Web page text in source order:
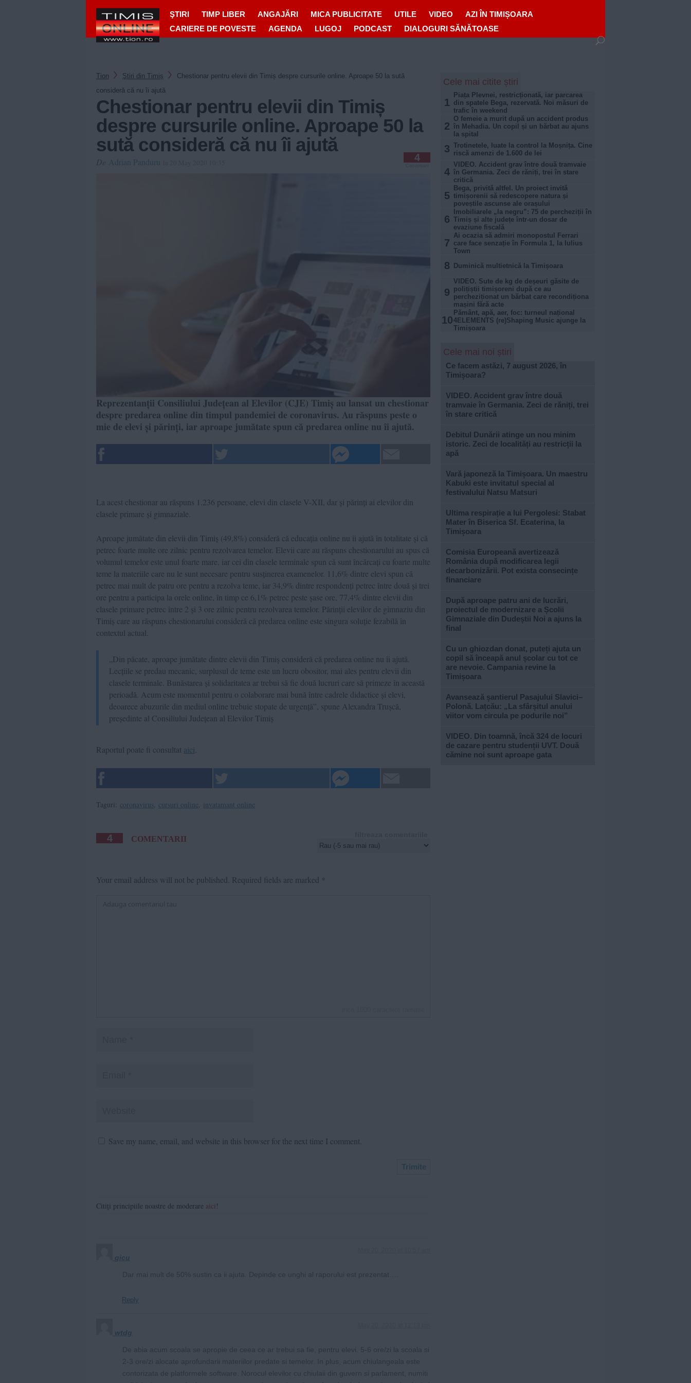
ŞTIRI TIMP LIBER ANGAJĂRI MICA PUBLICITATE UTILE VIDEO
AZI ÎN TIMIȘOARA
CARIERE DE POVESTE
AGENDA LUGOJ PODCAST DIALOGURI SĂNĂTOASE
Tion Ştiri din Timiș
Chestionar pentru elevii din Timiș despre cursurile online. Aproape 50 la sută
consideră că nu îi ajută
Chestionar pentru elevii din Timiș
despre cursurile online. Aproape 50 la
sută consideră că nu îi ajută
Adrian Panduru 4
Reprezentanții Consiliului Județean al Elevilor (CJE) Timiș au lansat un chestionar
despre predarea online din timpul pandemiei de coronavirus. Au răspuns peste o
mie de elevi și părinți, iar aproape jumătate spun că predarea online nu îi ajută.
La acest chestionar au răspuns 1.236 persoane, elevi din clasele V-XII, dar și părinți ai elevilor din
clasele primare și gimnaziale.
Aproape jumătate din elevii din Timiș (49,8%) consideră că educația online nu îi ajută în totalitate și că
petrec foarte multe ore zilnic pentru rezolvarea temelor. Elevii care au răspuns chestionarului au spus că
volumul temelor este unul foarte mare, iar cei din clasele terminale spun că sunt încărcați cu foarte multe
teme la materiile care nu le sunt necesare pentru susținerea examenelor. 11,6% dintre elevi spun că
petrec mai mult de patru ore pentru a rezolva teme, iar 34,9% dintre respondenți petrec între două și trei
ore pentru a participa la orele online, în timp ce 6,1% petrec peste șase ore, 77,4% dintre elevii din
clasele primare petrec între 2 și 3 ore zilnic pentru rezolvarea temelor. Părinții elevilor de gimnaziu din
Timiș care au răspuns chestionarului consideră că predarea online este singura soluție fezabilă în
contextul actual.
„Din păcate, aproape jumătate dintre elevii din Timiș consideră că predarea online nu îi ajută.
Lecțiile se predau mecanic, surplusul de teme este un lucru obositor, mai ales pentru elevii din
clasele terminale. Bunăstarea și solidaritatea ar trebui să fie două lucruri care să primeze în această
perioadă. Acum este momentul pentru o colaborare mai bună între cadrele didactice și elevi,
deoarece abuzurile din mediul online trebuie stopate de urgență”, spune Alexandra Trușcă,
președinte al Consiliului Județean al Elevilor Timiș
Raportul poate fi consultat aici
Taguri: coronavirus cursuri online invatamant online
4 COMENTARII
Your email address will not be published. Required fields are marked *
Save my name, email, and website in this browser for the next time I comment.
Citiți principiile noastre de moderare aici!
gicu
Reply
wtdg
Cele mai citite știri
1
Piața Plevnei, restricționată, iar parcarea
din spatele Bega, rezervată. Noi măsuri de
trafic în weekend
2
O femeie a murit după un accident produs
în Mehadia. Un copil și un bărbat au ajuns
la spital
3 Trotinetele, luate la control la Moșnița. Cine
riscă amenzi de 1.600 de lei
4
VIDEO. Accident grav între două tramvaie
în Germania. Zeci de răniți, trei în stare
critică
5
Bega, privită altfel. Un proiect invită
timișorenii să redescopere natura și
poveștile ascunse ale orașului
6
Imobiliarele „la negru”: 75 de percheziții în
Timiș și alte județe într-un dosar de
evaziune fiscală
7
Ai ocazia să admiri monopostul Ferrari
care face senzație în Formula 1, la Iulius
Town
8 Duminică multietnică la Timișoara
9
VIDEO. Sute de kg de deșeuri găsite de
polițiștii timișoreni după ce au
percheziționat un bărbat care recondiționa
mașini fără acte
10
Pământ, apă, aer, foc: turneul național
4ELEMENTS (re)Shaping Music ajunge la
Timișoara
Cele mai noi știri
Ce facem astăzi, 7 august 2026, în
Timișoara?
VIDEO. Accident grav între două
tramvaie în Germania. Zeci de răniți, trei
în stare critică
Debitul Dunării atinge un nou minim
istoric. Zeci de localități au restricții la
apă
Vară japoneză la Timișoara. Un maestru
Kabuki este invitatul special al
festivalului Natsu Matsuri
Ultima respirație a lui Pergolesi: Stabat
Mater în Biserica Sf. Ecaterina, la
Timișoara
Comisia Europeană avertizează
România după modificarea legii
decarbonizării. Pot exista consecințe
financiare
După aproape patru ani de lucrări,
proiectul de modernizare a Școlii
Gimnaziale din Dudeștii Noi a ajuns la
final
Cu un ghiozdan donat, puteți ajuta un
copil să înceapă anul școlar cu tot ce
are nevoie. Campania revine la
Timișoara
Avansează șantierul Pasajului Slavici–
Polonă. Lațcău: „La sfârșitul anului
viitor vom circula pe podurile noi”
VIDEO. Din toamnă, încă 324 de locuri
de cazare pentru studenții UVT. Două
cămine noi sunt aproape gata